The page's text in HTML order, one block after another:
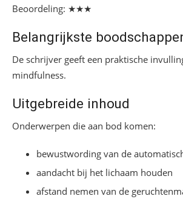
Beoordeling: ★★★
Belangrijkste
De schrijver geeft een praktische
mindfulness.
Uitgebreide inhoud
Onderwerpen die aan bod komen:
bewustwording van de
aandacht bij het lichaam houden
afstand nemen van de